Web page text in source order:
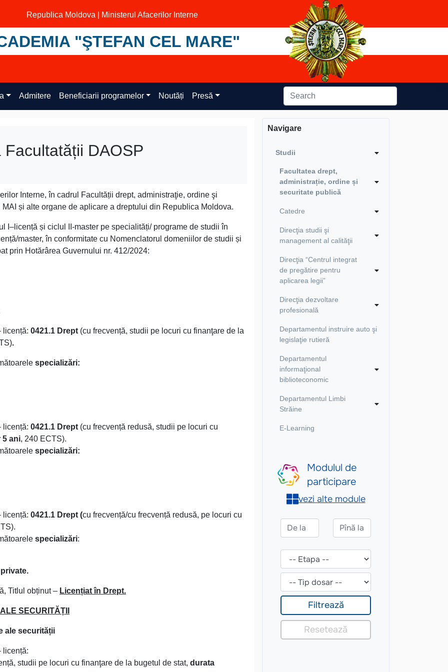
Republica Moldova | Ministerul Afacerilor Interne
"ŞTEFAN CEL MARE"
Admitere Beneficiarii programelor Noutăți Presă
DAOSP
Interne, în cadrul Facultății drept, administraţie, ordine şi
și alte organe de aplicare a dreptului din Republica Moldova.
I–licență și ciclul II-master pe specialități/ programe de studii în
master, în conformitate cu Nomenclatorul domeniilor de studii și
prin Hotărârea Guvernului nr. 412/2024:
licență: 0421.1 Drept (cu frecvență, studii pe locuri cu finanţare de la
.
specializări:
licență: 0421.1 Drept (cu frecvență redusă, studii pe locuri cu
5 ani, 240 ECTS).
specializări:
licență: 0421.1 Drept (cu frecvență/cu frecvență redusă, pe locuri cu
specializări:
Titlul obținut – Licențiat în Drept.
SECURITĂȚII
ale securității
licență:
studii pe locuri cu finanţare de la bugetul de stat, durata
Navigare
Studii
Facultatea drept,
administrație, ordine și
securitate publică
Catedre
Direcţia studii şi
management al calităţii
Direcţia “Centrul integrat
de pregătire pentru
aplicarea legii”
Direcţia dezvoltare
profesională
Departamentul instruire auto şi
legislaţie rutieră
Departamentul
informaţional
biblioteconomic
Departamentul Limbi
Străine
E-Learning